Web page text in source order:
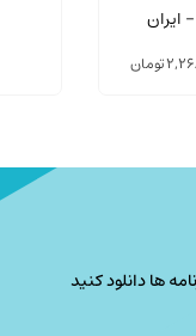
انواع
مختلفی
می
محصول
ایران
تومانPrice
42,184,000 تومان
ها دانلود کنید